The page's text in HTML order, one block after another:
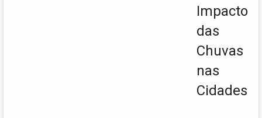
Impacto
das
Chuvas
nas
Cidades